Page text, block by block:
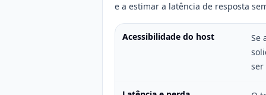
e a estimar a latência de resposta
Acessibilidade do host
Se
ser